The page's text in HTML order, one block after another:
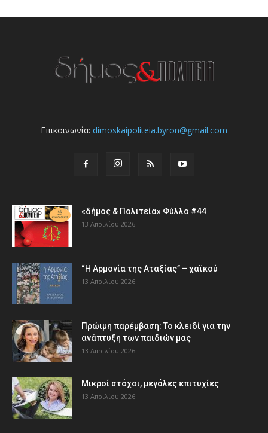
Επικοινωνία: dimoskaipoliteia.byron@gmail.com
«δήμος & Πολιτεία» Φύλλο #44
13 Απριλίου 2026
“Η Αρμονία της Αταξίας” – χαϊκού
13 Απριλίου 2026
Πρώιμη παρέμβαση: Το κλειδί για την
ανάπτυξη των παιδιών µας
13 Απριλίου 2026
Μικροί στόχοι, μεγάλες επιτυχίες
13 Απριλίου 2026